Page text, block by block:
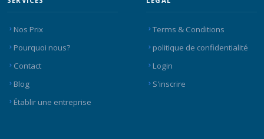
Nos Prix
Pourquoi nous?
Contact
Blog
Établir une entreprise
Terms & Conditions
politique de confidentialité
Login
S'inscrire